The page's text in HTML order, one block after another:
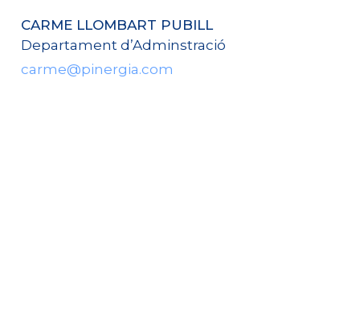
CARME LLOMBART PUBILL
Departament d’Adminstració
carme@pinergia.com